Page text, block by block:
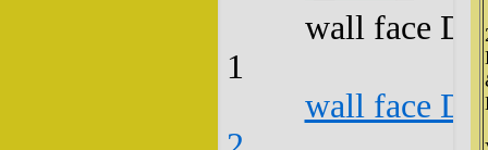
wall face
1
wall face